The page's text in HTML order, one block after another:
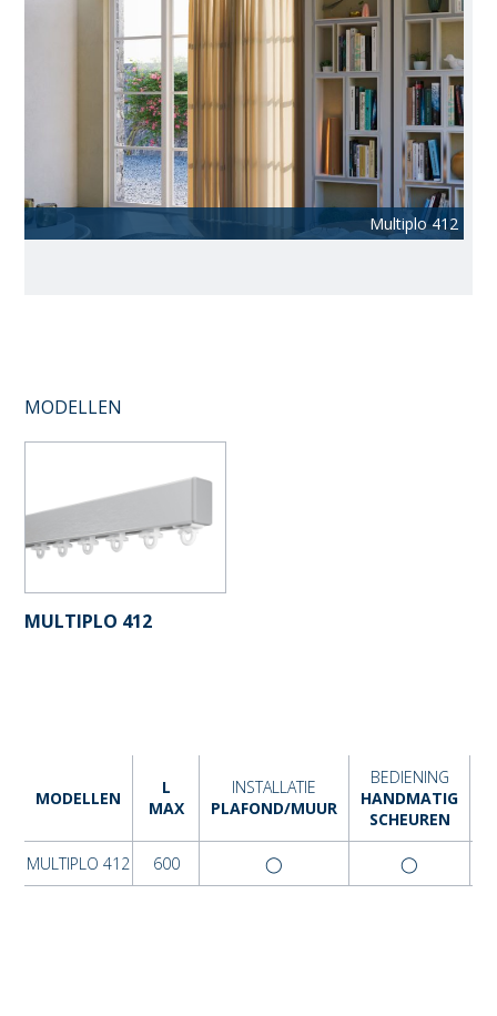
Multiplo 412
MODELLEN
MULTIPLO 412
MODELLEN
L
MAX
INSTALLATIE
PLAFOND/MUUR
BEDIENING
HANDMATIG
SCHEUREN
MULTIPLO 412 600 ◯ ◯